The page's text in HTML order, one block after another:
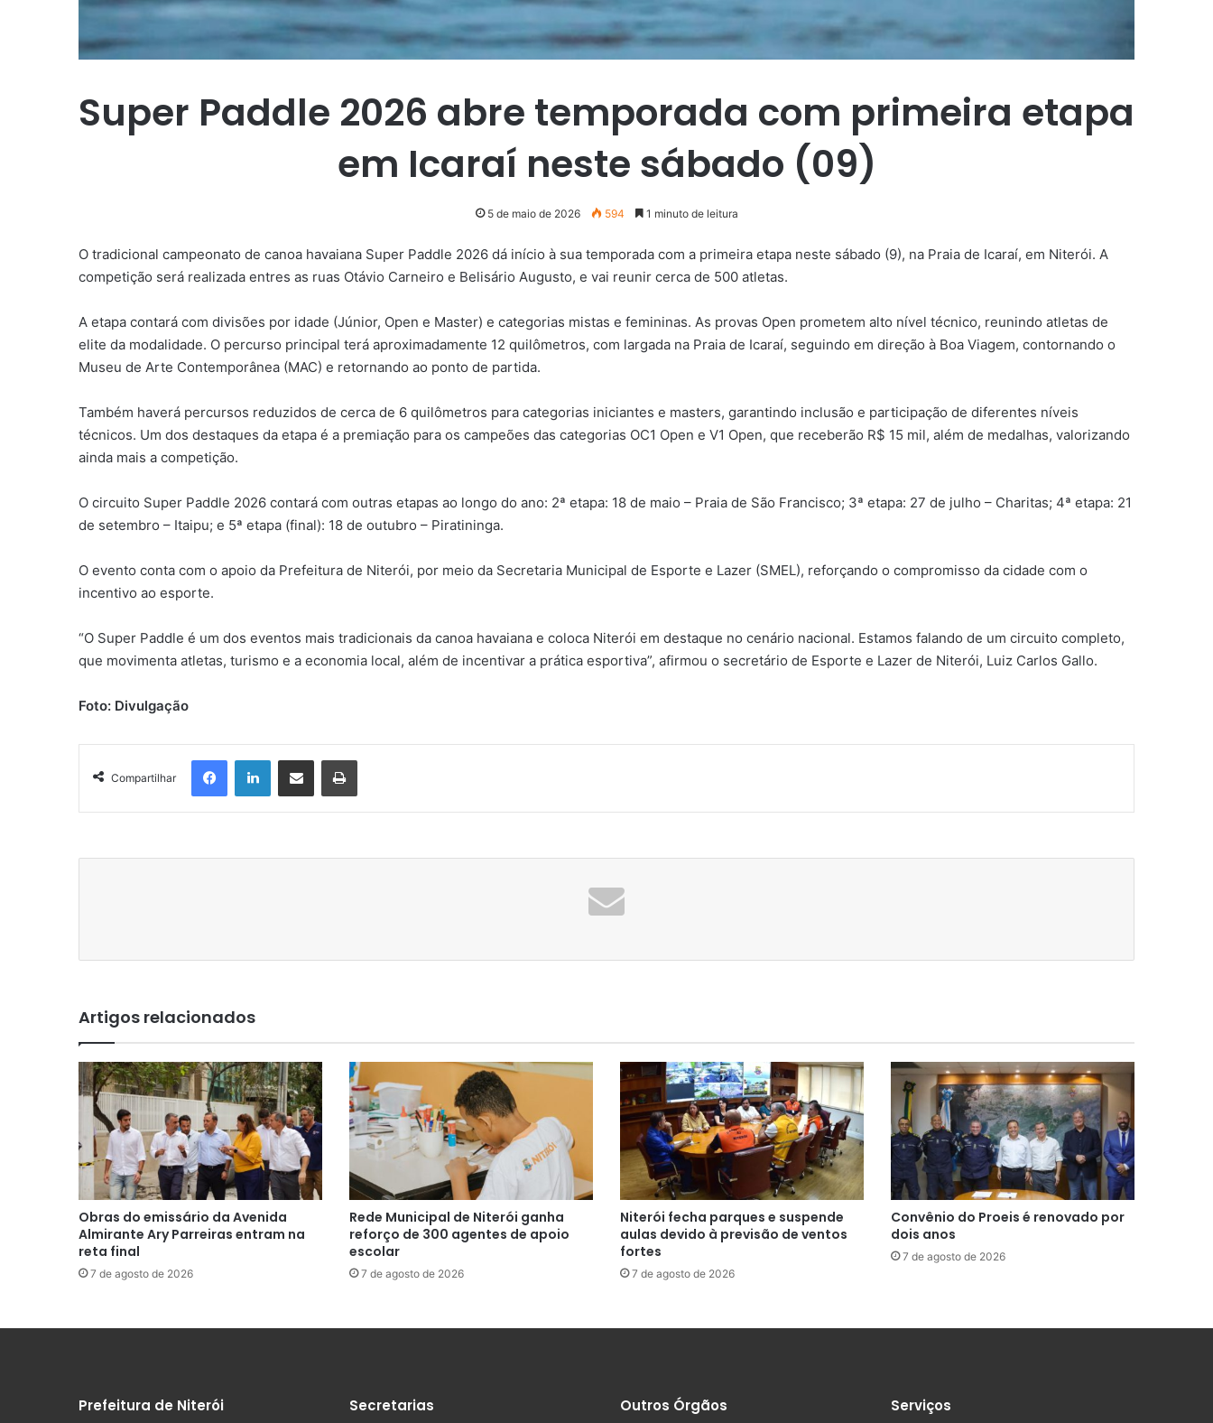
Super Paddle 2026 abre temporada com primeira etapa
em Icaraí neste sábado (09)
5 de maio de 2026 594 1 minuto de leitura
O tradicional campeonato de canoa havaiana Super Paddle 2026 dá início à sua temporada com a primeira etapa neste sábado (9), na Praia de Icaraí, em Niterói. A
competição será realizada entres as ruas Otávio Carneiro e Belisário Augusto, e vai reunir cerca de 500 atletas.
A etapa contará com divisões por idade (Júnior, Open e Master) e categorias mistas e femininas. As provas Open prometem alto nível técnico, reunindo atletas de
elite da modalidade. O percurso principal terá aproximadamente 12 quilômetros, com largada na Praia de Icaraí, seguindo em direção à Boa Viagem, contornando o
Museu de Arte Contemporânea (MAC) e retornando ao ponto de partida.
Também haverá percursos reduzidos de cerca de 6 quilômetros para categorias iniciantes e masters, garantindo inclusão e participação de diferentes níveis
técnicos. Um dos destaques da etapa é a premiação para os campeões das categorias OC1 Open e V1 Open, que receberão R$ 15 mil, além de medalhas, valorizando
ainda mais a competição.
O circuito Super Paddle 2026 contará com outras etapas ao longo do ano: 2ª etapa: 18 de maio – Praia de São Francisco; 3ª etapa: 27 de julho – Charitas; 4ª etapa: 21
de setembro – Itaipu; e 5ª etapa (final): 18 de outubro – Piratininga.
O evento conta com o apoio da Prefeitura de Niterói, por meio da Secretaria Municipal de Esporte e Lazer (SMEL), reforçando o compromisso da cidade com o
incentivo ao esporte.
“O Super Paddle é um dos eventos mais tradicionais da canoa havaiana e coloca Niterói em destaque no cenário nacional. Estamos falando de um circuito completo,
que movimenta atletas, turismo e a economia local, além de incentivar a prática esportiva”, afirmou o secretário de Esporte e Lazer de Niterói, Luiz Carlos Gallo.
Foto: Divulgação
Compartilhar
FacebookLinkedinCompartilhar via e-mail Imprimir
Artigos relacionados
Obras do emissário da Avenida
Almirante Ary Parreiras entram na
reta final
7 de agosto de 2026
Rede Municipal de Niterói ganha
reforço de 300 agentes de apoio
escolar
7 de agosto de 2026
Niterói fecha parques e suspende
aulas devido à previsão de ventos
fortes
7 de agosto de 2026
Convênio do Proeis é renovado por
dois anos
7 de agosto de 2026
Prefeitura de Niterói Secretarias Outros Órgãos Serviços